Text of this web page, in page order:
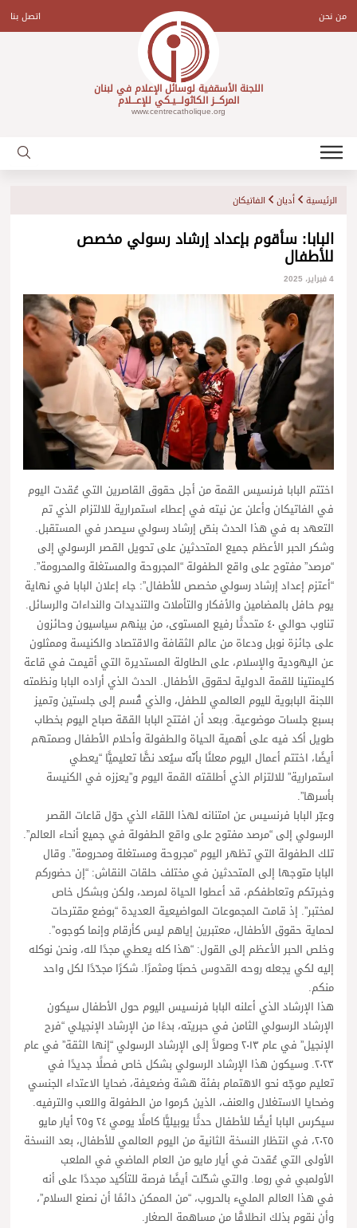
contentمن نحن اتصل بنا
اللجنة الأسقفية لوسائل الإعلام في لبنان
المركـــز الكاثولـــيـكي للإعـــلام
www.centrecatholique.org
الرئيسية أديان الفاتيكان
البابا: سأقوم بإعداد إرشاد رسولي مخصص
للأطفال
4 فبراير، 2025
اختتم البابا فرنسيس القمة من أجل حقوق القاصرين التي عُقدت اليوم
في الفاتيكان وأعلن عن نيته في إعطاء استمرارية للالتزام الذي تم
التعهد به في هذا الحدث بنصّ إرشاد رسولي سيصدر في المستقبل.
وشكر الحبر الأعظم جميع المتحدثين على تحويل القصر الرسولي إلى
“مرصد” مفتوح على واقع الطفولة “المجروحة والمستغلة والمحرومة”.
“أعتزم إعداد إرشاد رسولي مخصص للأطفال”: جاء إعلان البابا في نهاية
يوم حافل بالمضامين والأفكار والتأملات والتنديدات والنداءات والرسائل.
تناوب حوالي ٤٠ متحدثًا رفيع المستوى، من بينهم سياسيون وحائزون
على جائزة نوبل ودعاة من عالم الثقافة والاقتصاد والكنيسة وممثلون
عن اليهودية والإسلام، على الطاولة المستديرة التي أقيمت في قاعة
كليمنتينا للقمة الدولية لحقوق الأطفال. الحدث الذي أراده البابا ونظمته
اللجنة البابوية لليوم العالمي للطفل، والذي قُسم إلى جلستين وتميز
بسبع جلسات موضوعية. وبعد أن افتتح البابا القمّة صباح اليوم بخطاب
طويل أكد فيه على أهمية الحياة والطفولة وأحلام الأطفال وصمتهم
أيضًا، اختتم أعمال اليوم معلنًا بأنّه سيُعد نصًّا تعليميًّا “يعطي
استمرارية” للالتزام الذي أطلقته القمة اليوم و”يعززه في الكنيسة
بأسرها”.
وعبّر البابا فرنسيس عن امتنانه لهذا اللقاء الذي حوّل قاعات القصر
الرسولي إلى “مرصد مفتوح على واقع الطفولة في جميع أنحاء العالم”.
تلك الطفولة التي تظهر اليوم “مجروحة ومستغلة ومحرومة”. وقال
البابا متوجها إلى المتحدثين في مختلف حلقات النقاش: “إن حضوركم
وخبرتكم وتعاطفكم، قد أعطوا الحياة لمرصد، ولكن وبشكل خاص
لمختبر”. إذ قامت المجموعات المواضيعية العديدة “بوضع مقترحات
لحماية حقوق الأطفال، معتبرين إياهم ليس كأرقام وإنما كوجوه”.
وخلص الحبر الأعظم إلى القول: “هذا كله يعطي مجدًا لله، ونحن نوكله
إليه لكي يجعله روحه القدوس خصبًا ومثمرًا. شكرًا مجدّدًا لكل واحد
منكم.
هذا الإرشاد الذي أعلنه البابا فرنسيس اليوم حول الأطفال سيكون
الإرشاد الرسولي الثامن في حبريته، بدءًا من الإرشاد الإنجيلي “فرح
الإنجيل” في عام ٢٠١٣ وصولاً إلى الإرشاد الرسولي “إنها الثقة” في عام
٢٠٢٣. وسيكون هذا الإرشاد الرسولي بشكل خاص فصلًا جديدًا في
تعليم موجّه نحو الاهتمام بفئة هشة وضعيفة، ضحايا الاعتداء الجنسي
وضحايا الاستغلال والعنف، الذين حُرموا من الطفولة واللعب والترفيه.
سيكرس البابا أيضًا للأطفال حدثًا يوبيليًّا كاملًا يومي ٢٤ و٢٥ أيار مايو
٢٠٢٥، في انتظار النسخة الثانية من اليوم العالمي للأطفال، بعد النسخة
الأولى التي عُقدت في أيار مايو من العام الماضي في الملعب
الأولمبي في روما. والتي شكّلت أيضًا فرصة للتأكيد مجددًا على أنه
في هذا العالم المليء بالحروب، “من الممكن دائمًا أن نصنع السلام”،
وأن نقوم بذلك انطلاقًا من مساهمة الصغار.